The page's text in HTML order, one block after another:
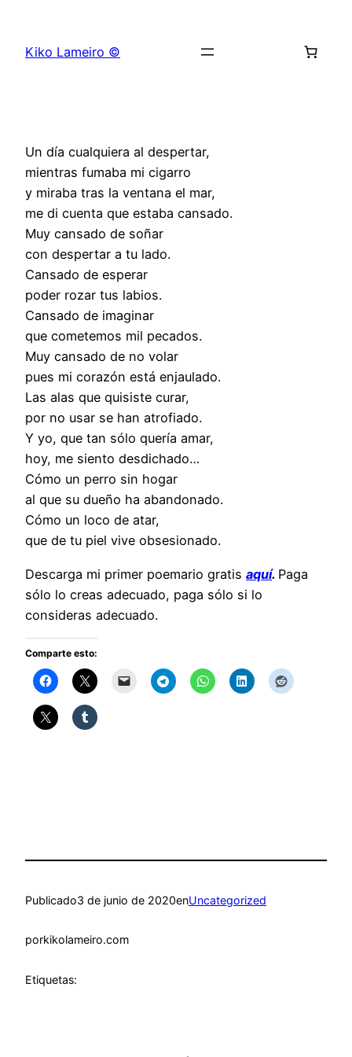
contenido
Kiko Lameiro ©
Un día cualquiera al despertar,
mientras fumaba mi cigarro
y miraba tras la ventana el mar,
me di cuenta que estaba cansado.
Muy cansado de soñar
con despertar a tu lado.
Cansado de esperar
poder rozar tus labios.
Cansado de imaginar
que cometemos mil pecados.
Muy cansado de no volar
pues mi corazón está enjaulado.
Las alas que quisiste curar,
por no usar se han atrofiado.
Y yo, que tan sólo quería amar,
hoy, me siento desdichado…
Cómo un perro sin hogar
al que su dueño ha abandonado.
Cómo un loco de atar,
que de tu piel vive obsesionado.
Descarga mi primer poemario gratis aquí. Paga
sólo lo creas adecuado, paga sólo si lo
consideras adecuado.
Comparte esto:
Publicado3 de junio de 2020enUncategorized
porkikolameiro.com
Etiquetas: